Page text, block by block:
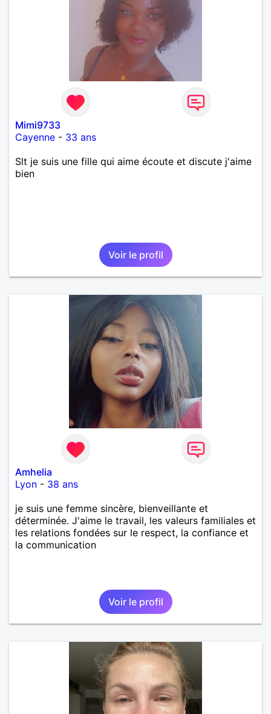
Mimi9733
Cayenne - 33 ans
Slt je suis une fille qui aime écoute et discute j'aime
bien
Voir le profil
Amhelia
Lyon - 38 ans
je suis une femme sincère, bienveillante et
déterminée. J'aime le travail, les valeurs familiales et
les relations fondées sur le respect, la confiance et
la communication
Voir le profil